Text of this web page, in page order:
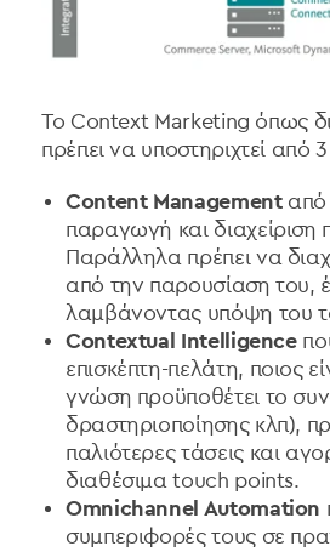
Το Context Marketing όπως
πρέπει να υποστηριχτεί από
Content Management από
παραγωγή και διαχείριση
Παράλληλα πρέπει να
από την παρουσίαση του,
λαμβάνοντας υπόψη του
Contextual Intelligence
επισκέπτη-πελάτη, ποιος
γνώση προϋποθέτει το
δραστηριοποίησης κλπ),
παλιότερες τάσεις και
διαθέσιμα touch points.
Omnichannel Automation
συμπεριφορές τους σε